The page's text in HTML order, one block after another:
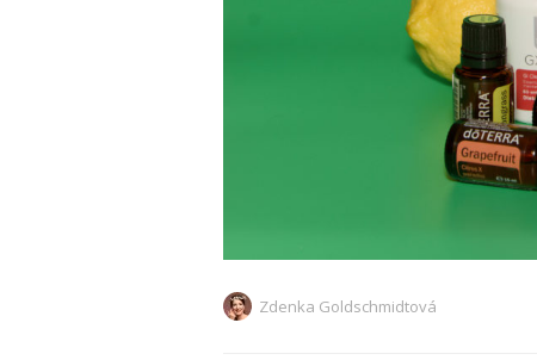
Zdenka Goldschmidtová